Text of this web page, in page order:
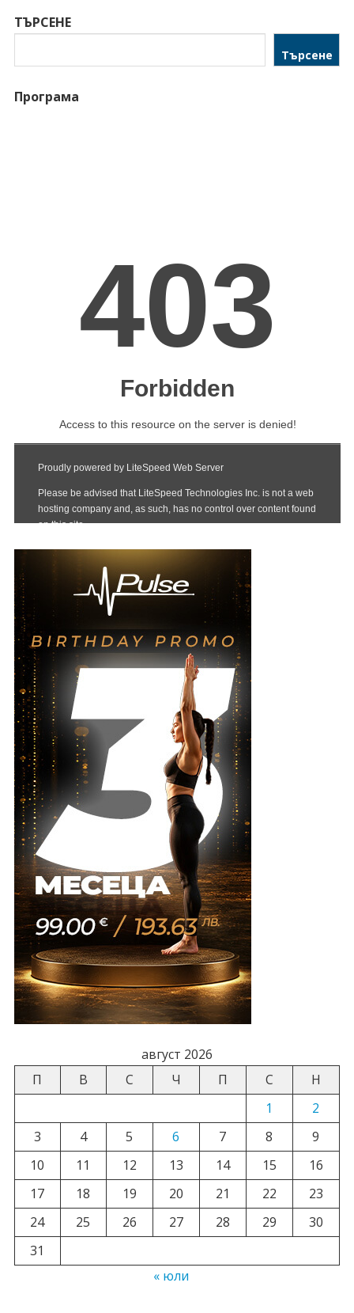
ТЪРСЕНЕ
Търсене
Програма
август 2026
П
В С Ч П С
Н
1
2
3
4 5 6 7 8
9
10
11 12 13 14 15
16
17
18 19 20 21 22
23
24
25 26 27 28 29
30
31
« юли